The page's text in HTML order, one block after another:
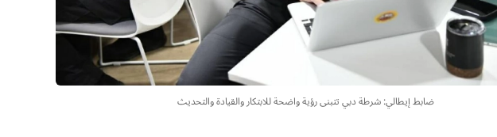
ضابط إيطالي: شرطة دبي تتبنى رؤية واضحة للابتكار والقيادة والتحديث